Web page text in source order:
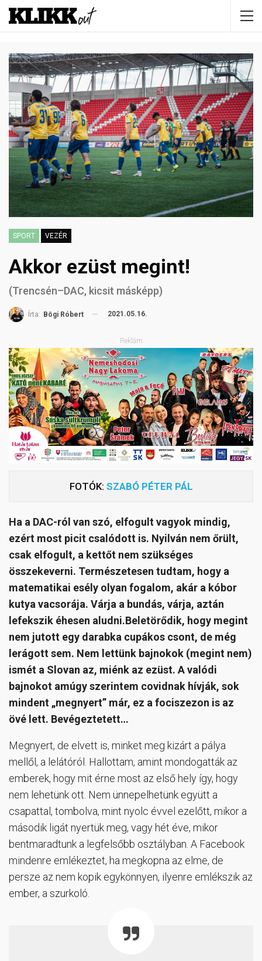
SPORT VEZÉR
Akkor ezüst megint!
(Trencsén–DAC, kicsit másképp)
Írta: Bögi Róbert 2021.05.16.
Reklám
FOTÓK: SZABÓ PÉTER PÁL
Ha a DAC-ról van szó, elfogult vagyok mindig,
ezért most picit csalódott is. Nyilván nem őrült,
csak elfogult, a kettőt nem szükséges
összekeverni. Természetesen tudtam, hogy a
matematikai esély olyan fogalom, akár a kóbor
kutya vacsorája. Várja a bundás, várja, aztán
lefekszik éhesen aludni.Beletörődik, hogy megint
nem jutott egy darabka cupákos csont, de még
lerágott sem. Nem lettünk bajnokok (megint nem)
ismét a Slovan az, miénk az ezüst. A valódi
bajnokot amúgy szerintem covidnak hívják, sok
mindent „megnyert” már, ez a fociszezon is az
övé lett. Bevégeztetett…
Megnyert, de elvett is, minket meg kizárt a pálya
mellől, a lelátóról. Hallottam, amint mondogatták az
emberek, hogy mit érne most az első hely így, hogy
nem lehetünk ott. Nem ünnepelhetünk együtt a
csapattal, tombolva, mint nyolc évvel ezelőtt, mikor a
második ligát nyertük meg, vagy hét éve, mikor
bentmaradtunk a legfelsőbb osztályban. A Facebook
mindenre emlékeztet, ha megkopna az elme, de
persze az nem kopik egykönnyen, ilyenre emlékszik az
ember, a szurkoló.